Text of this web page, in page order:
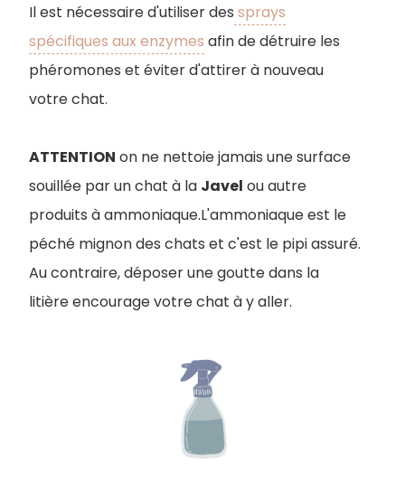
Il est nécessaire d'utiliser des sprays
spécifiques aux enzymes afin de détruire les
phéromones et éviter d'attirer à nouveau
votre chat.
ATTENTION on ne nettoie jamais une surface
souillée par un chat à la Javel ou autre
produits à ammoniaque.L'ammoniaque est le
péché mignon des chats et c'est le pipi assuré.
Au contraire, déposer une goutte dans la
litière encourage votre chat à y aller.